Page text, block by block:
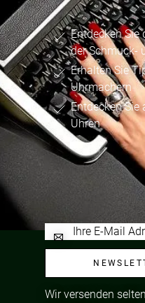
Entdecken Sie
der Schmuck-
Erhalten Sie
Uhrmachern
Entdecken Sie
Uhren
Wir versenden